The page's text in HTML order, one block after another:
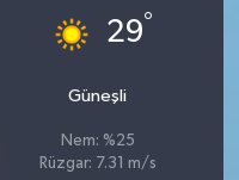
29°
Güneşli
Nem: %25
Rüzgar: 7.31 m/s